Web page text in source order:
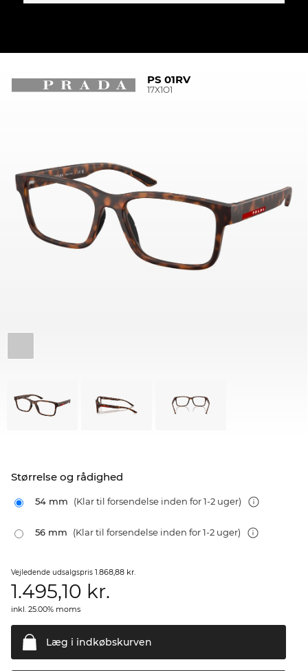
PS 01RV
17X1O1
Størrelse og rådighed
54 mm (Klar til forsendelse inden for 1-2 uger)
56 mm (Klar til forsendelse inden for 1-2 uger)
Vejledende udsalgspris 1.868,88 kr.
1.495,10 kr.
inkl. 25.00% moms
Læg i indkøbskurven